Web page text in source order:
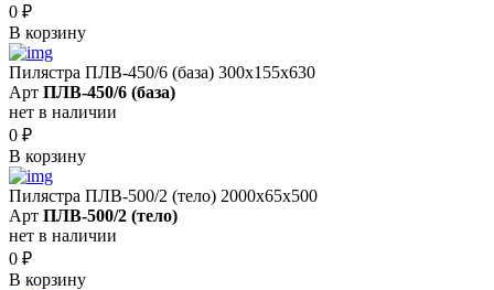
0 ₽
В корзину
Пилястра ПЛВ-450/6 (база) 300х155х630
Арт ПЛВ-450/6 (база)
нет в наличии
0 ₽
В корзину
Пилястра ПЛВ-500/2 (тело) 2000х65х500
Арт ПЛВ-500/2 (тело)
нет в наличии
0 ₽
В корзину